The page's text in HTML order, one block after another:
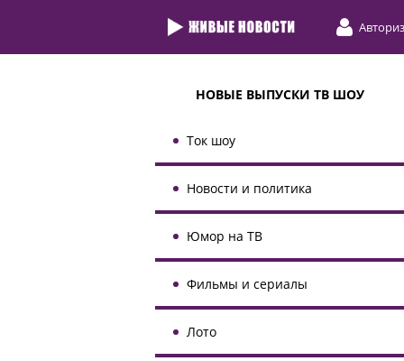
НОВЫЕ ВЫПУСКИ ТВ ШОУ
Ток шоу
Новости и политика
Юмор на ТВ
Фильмы и сериалы
Лото